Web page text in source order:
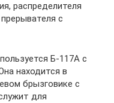
распределителя
с
Б-117А с
находится в
брызговике с
для